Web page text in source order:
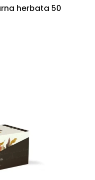
herbata 50